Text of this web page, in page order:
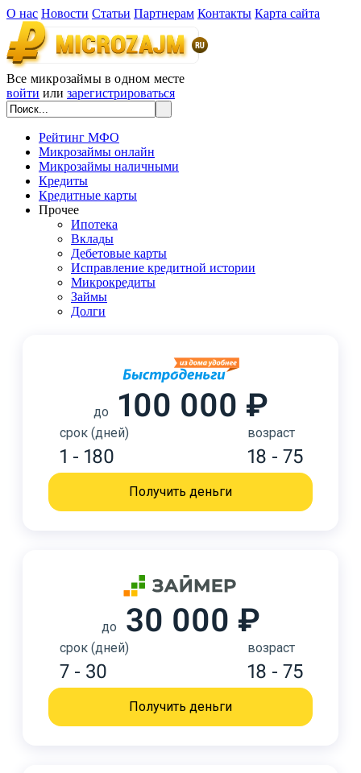
О нас Новости Статьи Партнерам Контакты Карта сайта
Все микрозаймы в одном месте
войти или зарегистрироваться
Рейтинг МФО
Микрозаймы онлайн
Микрозаймы наличными
Кредиты
Кредитные карты
Прочее
Ипотека
Вклады
Дебетовые карты
Исправление кредитной истории
Микрокредиты
Займы
Долги
до 100 000 ₽
срок (дней)
1 - 180
возраст
18 - 75
Получить деньги
до 30 000 ₽
срок (дней)
7 - 30
возраст
18 - 75
Получить деньги